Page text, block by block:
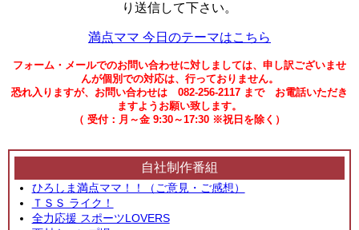
り送信して下さい。
満点ママ 今日のテーマはこちら
フォーム・メールでのお問い合わせに対しましては、申し訳ございませ
んが個別での対応は、行っておりません。
恐れ入りますが、お問い合わせは 082-256-2117 まで お電話いただき
ますようお願い致します。
（ 受付：月～金 9:30～17:30 ※祝日を除く）
自社制作番組
ひろしま満点ママ！！（ご意見・ご感想）
ＴＳＳ ライク！
全力応援 スポーツLOVERS